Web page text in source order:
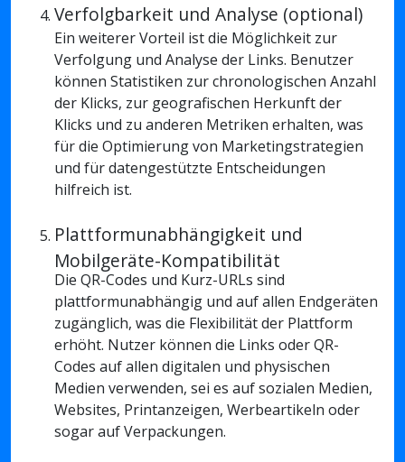
Verfolgbarkeit und Analyse (optional)
Ein weiterer Vorteil ist die Möglichkeit zur
Verfolgung und Analyse der Links. Benutzer
können Statistiken zur chronologischen Anzahl
der Klicks, zur geografischen Herkunft der
Klicks und zu anderen Metriken erhalten, was
für die Optimierung von Marketingstrategien
und für datengestützte Entscheidungen
hilfreich ist.
Plattformunabhängigkeit und
Mobilgeräte-Kompatibilität
Die QR-Codes und Kurz-URLs sind
plattformunabhängig und auf allen Endgeräten
zugänglich, was die Flexibilität der Plattform
erhöht. Nutzer können die Links oder QR-
Codes auf allen digitalen und physischen
Medien verwenden, sei es auf sozialen Medien,
Websites, Printanzeigen, Werbeartikeln oder
sogar auf Verpackungen.